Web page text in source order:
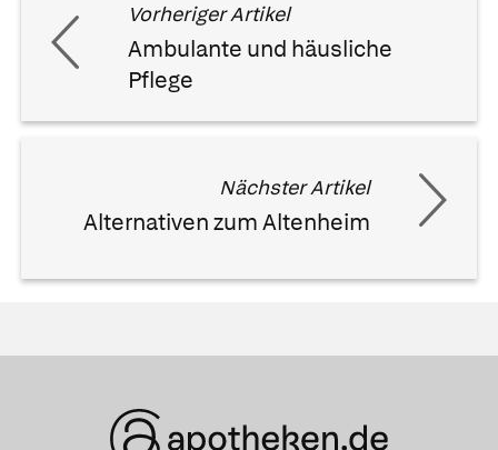
Vorheriger Artikel
Ambulante und häusliche
Pflege
Nächster Artikel
Alternativen zum Altenheim